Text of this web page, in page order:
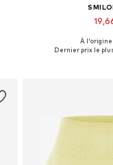
Tailles
À l'origine
Dernier prix le